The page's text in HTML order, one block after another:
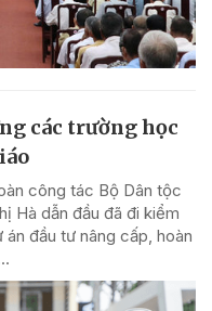
các trường học
công tác Bộ Dân tộc
Hà dẫn đầu đã đi kiểm
đầu tư nâng cấp, hoàn